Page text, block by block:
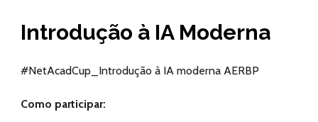
Introdução à IA Moderna
#NetAcadCup_Introdução à IA moderna AERBP
Como participar: